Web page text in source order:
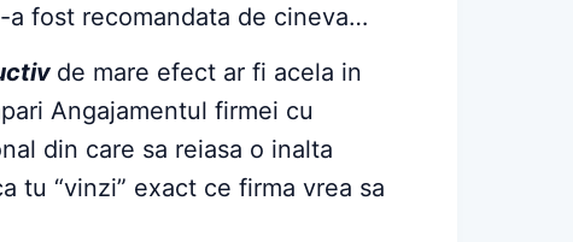
a fost recomandata de cineva…
de mare efect ar fi acela in
Angajamentul firmei cu
din care sa reiasa o inalta
tu “vinzi” exact ce firma vrea sa